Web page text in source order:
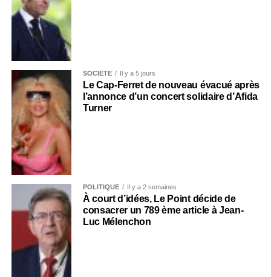
SOCIÉTÉ Il y a 5 jours
Le Cap-Ferret de nouveau évacué après
l’annonce d’un concert solidaire d’Afida
Turner
POLITIQUE Il y a 2 semaines
À court d’idées, Le Point décide de
consacrer un 789 ème article à Jean-
Luc Mélenchon